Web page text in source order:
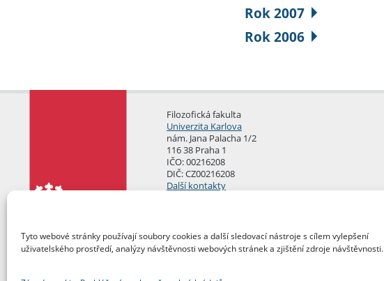
Tyto webové stránky používají soubory cookies a další sledovací nástroje s cílem vylepšení
uživatelského prostředí, analýzy návštěvnosti webových stránek a zjištění zdroje návštěvnosti.
Rok 2007
Rok 2006
Filozofická fakulta
Univerzita Karlova
nám. Jana Palacha 1/2
116 38 Praha 1
IČO: 00216208
DIČ: CZ00216208
Další kontakty